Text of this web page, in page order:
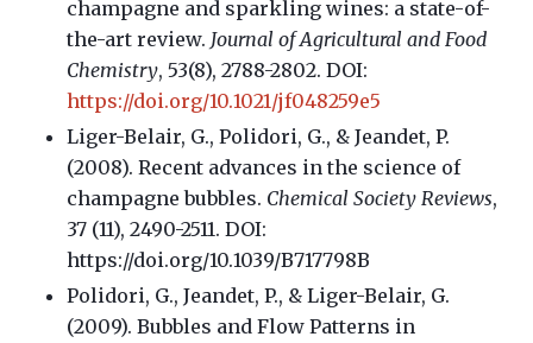
champagne and sparkling wines: a state-of-
the-art review. Journal of Agricultural and Food
Chemistry, 53(8), 2788-2802. DOI:
https://doi.org/10.1021/jf048259e5
Liger-Belair, G., Polidori, G., & Jeandet, P.
(2008). Recent advances in the science of
champagne bubbles. Chemical Society Reviews,
37 (11), 2490-2511. DOI:
https://doi.org/10.1039/B717798B
Polidori, G., Jeandet, P., & Liger-Belair, G.
(2009). Bubbles and Flow Patterns in